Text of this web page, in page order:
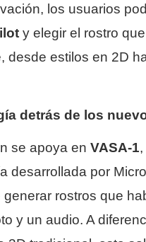
los usuarios
y elegir el rostro
desde estilos en 2D
detrás de los
se apoya en VASA-1
desarrollada por
rostros que
y un audio. A